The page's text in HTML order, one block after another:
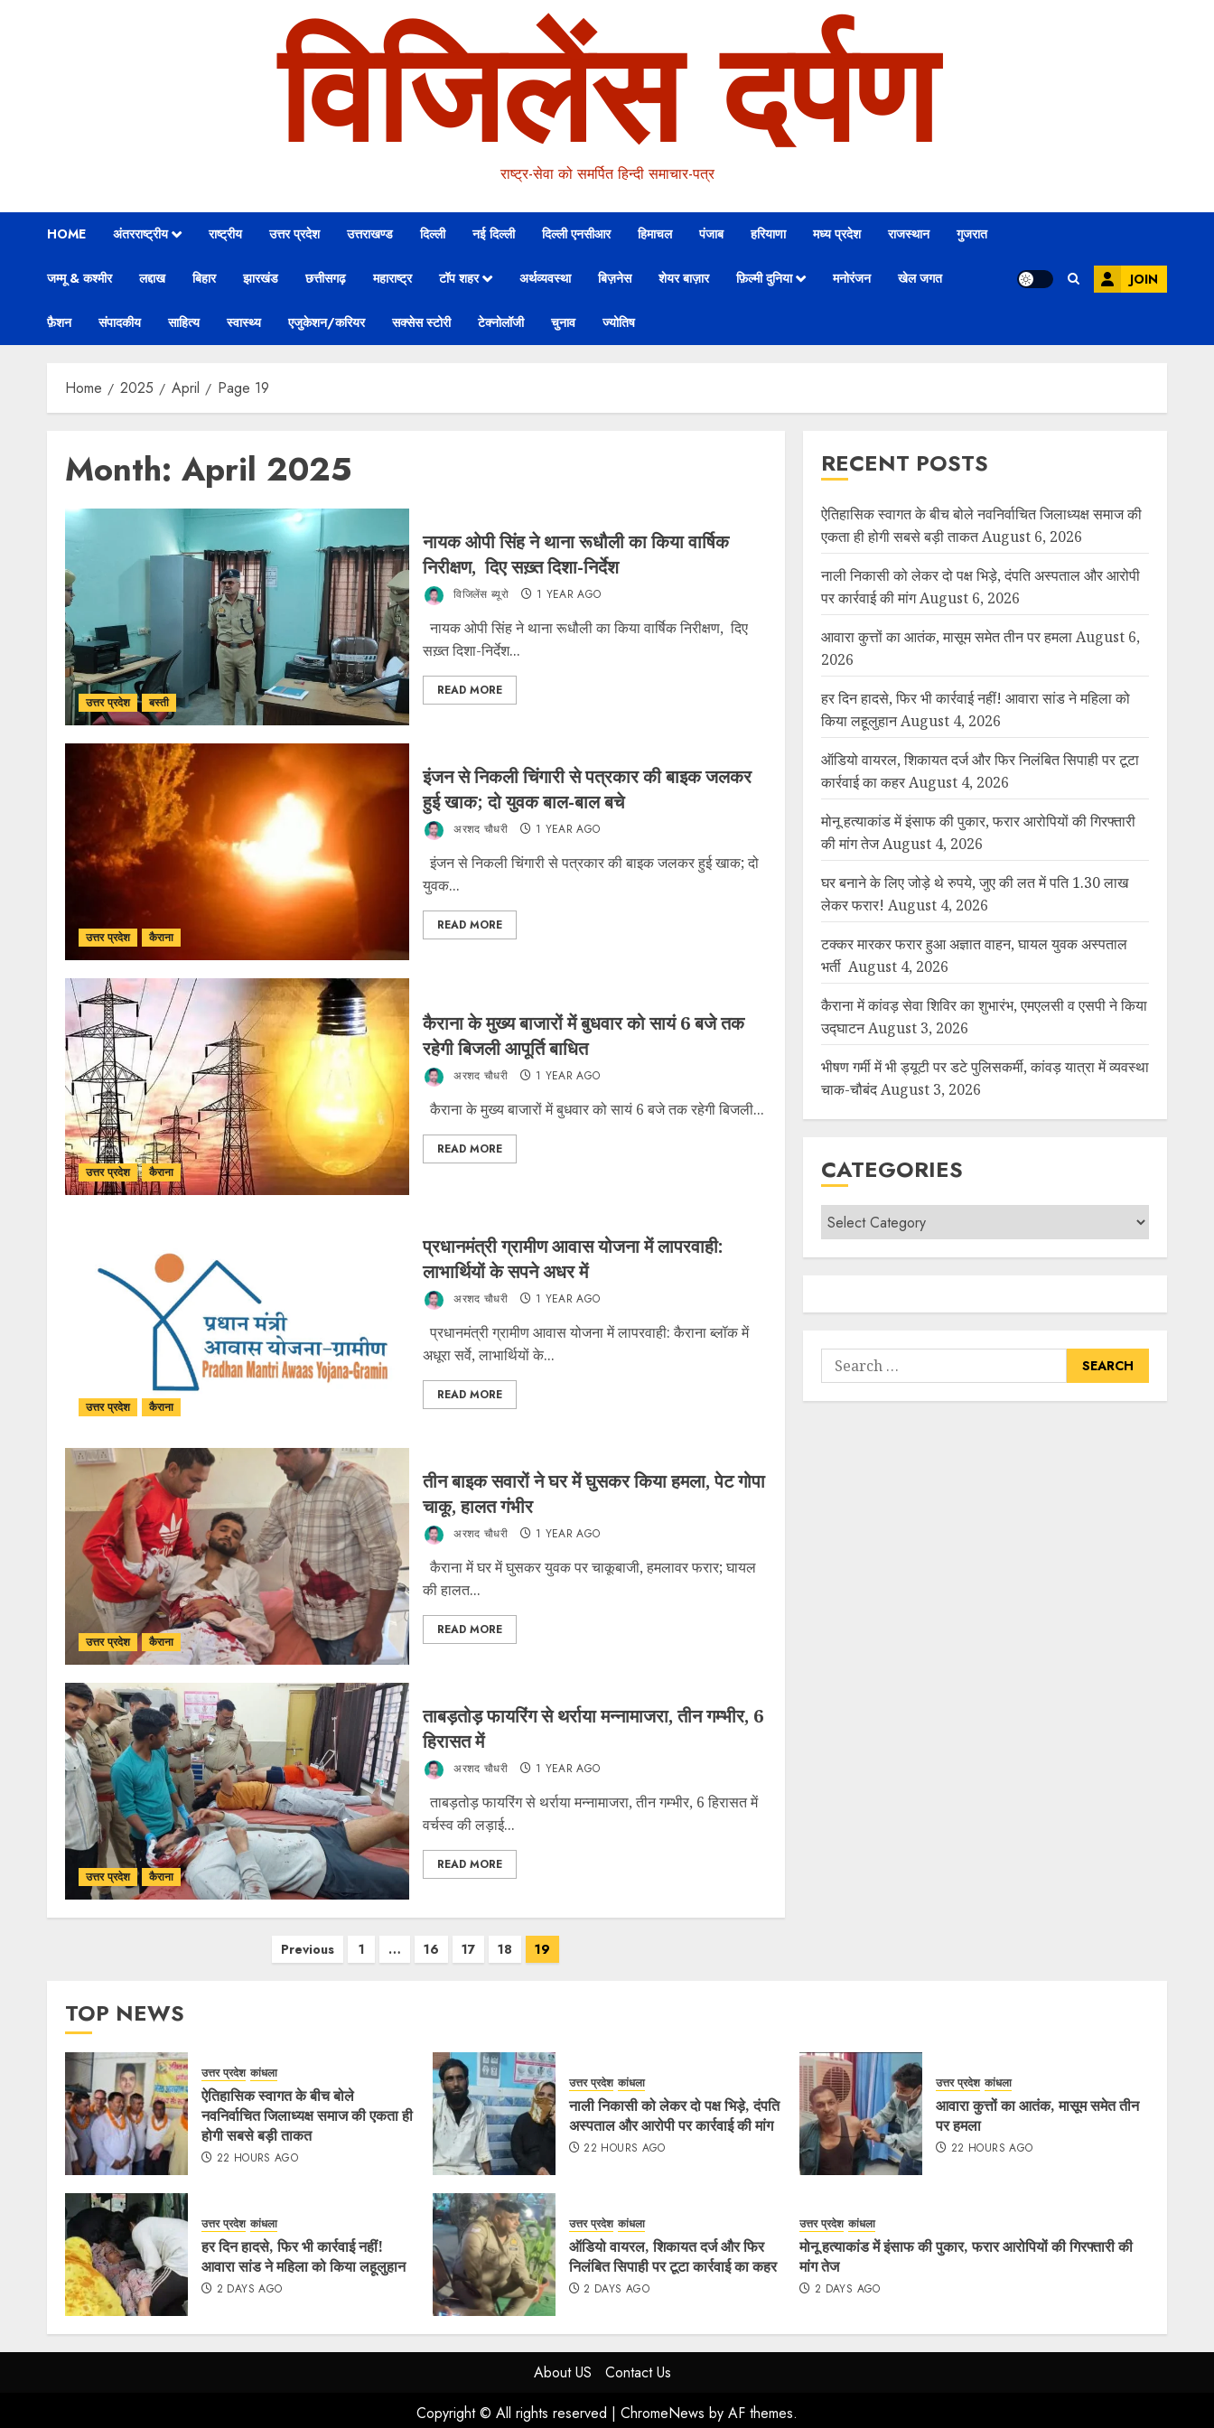
विजिलेंस दर्पण
राष्ट्र-सेवा को समर्पित हिन्दी समाचार-पत्र
HOME अंतरराष्ट्रीय राष्ट्रीय उत्तर प्रदेश उत्तराखण्ड दिल्ली नई दिल्ली दिल्ली एनसीआर हिमाचल पंजाब हरियाणा मध्य प्रदेश राजस्थान गुजरात
जम्मू & कश्मीर लद्दाख बिहार झारखंड छत्तीसगढ़ महाराष्ट्र टॉप शहर अर्थव्यवस्था बिज़नेस शेयर बाज़ार फ़िल्मी दुनिया मनोरंजन खेल जगत
फ़ैशन संपादकीय साहित्य स्वास्थ्य एजुकेशन/करियर सक्सेस स्टोरी टेक्नोलॉजी चुनाव ज्योतिष
JOIN
Home 2025 April Page 19
Month: April 2025
उत्तर प्रदेश बस्ती
नायक ओपी सिंह ने थाना रूधौली का किया वार्षिक
निरीक्षण, दिए सख़्त दिशा-निर्देश
विजिलेंस ब्यूरो 1 YEAR AGO
नायक ओपी सिंह ने थाना रूधौली का किया वार्षिक निरीक्षण, दिए
सख़्त दिशा-निर्देश...
READ MORE
उत्तर प्रदेश कैराना
इंजन से निकली चिंगारी से पत्रकार की बाइक जलकर
हुई खाक; दो युवक बाल-बाल बचे
अरशद चौधरी 1 YEAR AGO
इंजन से निकली चिंगारी से पत्रकार की बाइक जलकर हुई खाक; दो
युवक...
READ MORE
उत्तर प्रदेश कैराना
कैराना के मुख्य बाजारों में बुधवार को सायं 6 बजे तक
रहेगी बिजली आपूर्ति बाधित
अरशद चौधरी 1 YEAR AGO
कैराना के मुख्य बाजारों में बुधवार को सायं 6 बजे तक रहेगी बिजली...
READ MORE
उत्तर प्रदेश कैराना
प्रधानमंत्री ग्रामीण आवास योजना में लापरवाही:
लाभार्थियों के सपने अधर में
अरशद चौधरी 1 YEAR AGO
प्रधानमंत्री ग्रामीण आवास योजना में लापरवाही: कैराना ब्लॉक में
अधूरा सर्वे, लाभार्थियों के...
READ MORE
उत्तर प्रदेश कैराना
तीन बाइक सवारों ने घर में घुसकर किया हमला, पेट गोपा
चाकू, हालत गंभीर
अरशद चौधरी 1 YEAR AGO
कैराना में घर में घुसकर युवक पर चाकूबाजी, हमलावर फरार; घायल
की हालत...
READ MORE
उत्तर प्रदेश कैराना
ताबड़तोड़ फायरिंग से थर्राया मन्नामाजरा, तीन गम्भीर, 6
हिरासत में
अरशद चौधरी 1 YEAR AGO
ताबड़तोड़ फायरिंग से थर्राया मन्नामाजरा, तीन गम्भीर, 6 हिरासत में
वर्चस्व की लड़ाई...
READ MORE
Previous 1 … 16 17 18 19
RECENT POSTS
ऐतिहासिक स्वागत के बीच बोले नवनिर्वाचित जिलाध्यक्ष समाज की
एकता ही होगी सबसे बड़ी ताकत August 6, 2026
नाली निकासी को लेकर दो पक्ष भिड़े, दंपति अस्पताल और आरोपी
पर कार्रवाई की मांग August 6, 2026
आवारा कुत्तों का आतंक, मासूम समेत तीन पर हमला August 6,
2026
हर दिन हादसे, फिर भी कार्रवाई नहीं! आवारा सांड ने महिला को
किया लहूलुहान August 4, 2026
ऑडियो वायरल, शिकायत दर्ज और फिर निलंबित सिपाही पर टूटा
कार्रवाई का कहर August 4, 2026
मोनू हत्याकांड में इंसाफ की पुकार, फरार आरोपियों की गिरफ्तारी
की मांग तेज August 4, 2026
घर बनाने के लिए जोड़े थे रुपये, जुए की लत में पति 1.30 लाख
लेकर फरार! August 4, 2026
टक्कर मारकर फरार हुआ अज्ञात वाहन, घायल युवक अस्पताल
भर्ती August 4, 2026
कैराना में कांवड़ सेवा शिविर का शुभारंभ, एमएलसी व एसपी ने किया
उद्घाटन August 3, 2026
भीषण गर्मी में भी ड्यूटी पर डटे पुलिसकर्मी, कांवड़ यात्रा में व्यवस्था
चाक-चौबंद August 3, 2026
CATEGORIES
TOP NEWS
उत्तर प्रदेश कांधला
ऐतिहासिक स्वागत के बीच बोले
नवनिर्वाचित जिलाध्यक्ष समाज की एकता ही
होगी सबसे बड़ी ताकत
22 HOURS AGO
उत्तर प्रदेश कांधला
नाली निकासी को लेकर दो पक्ष भिड़े, दंपति
अस्पताल और आरोपी पर कार्रवाई की मांग
22 HOURS AGO
उत्तर प्रदेश कांधला
आवारा कुत्तों का आतंक, मासूम समेत तीन
पर हमला
22 HOURS AGO
उत्तर प्रदेश कांधला
हर दिन हादसे, फिर भी कार्रवाई नहीं!
आवारा सांड ने महिला को किया लहूलुहान
2 DAYS AGO
उत्तर प्रदेश कांधला
ऑडियो वायरल, शिकायत दर्ज और फिर
निलंबित सिपाही पर टूटा कार्रवाई का कहर
2 DAYS AGO
उत्तर प्रदेश कांधला
मोनू हत्याकांड में इंसाफ की पुकार, फरार आरोपियों की गिरफ्तारी की
मांग तेज
2 DAYS AGO
About US
Contact Us
Copyright © All rights reserved | ChromeNews by AF themes.